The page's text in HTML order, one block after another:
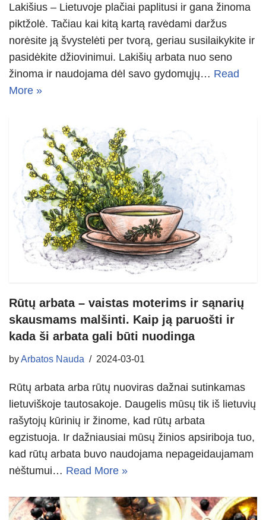
Lakišius – Lietuvoje plačiai paplitusi ir gana žinoma
piktžolė. Tačiau kai kitą kartą ravėdami daržus
norėsite ją švystelėti per tvorą, geriau susilaikykite ir
pasidėkite džiovinimui. Lakišių arbata nuo seno
žinoma ir naudojama dėl savo gydomųjų… Read
More »
Rūtų arbata – vaistas moterims ir sąnarių
skausmams malšinti. Kaip ją paruošti ir
kada ši arbata gali būti nuodinga
byArbatos Nauda 2024-03-01
Rūtų arbata arba rūtų nuoviras dažnai sutinkamas
lietuviškoje tautosakoje. Daugelis mūsų tik iš lietuvių
rašytojų kūrinių ir žinome, kad rūtų arbata
egzistuoja. Ir dažniausiai mūsų žinios apsiriboja tuo,
kad rūtų arbata buvo naudojama nepageidaujamam
nėštumui… Read More »